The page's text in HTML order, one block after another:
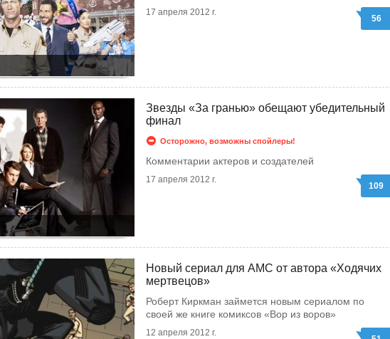
17 апреля 2012 г.
56
Звезды «За гранью» обещают убедительный
финал
Осторожно, возможны спойлеры!
Комментарии актеров и создателей
17 апреля 2012 г.
109
Новый сериал для AMC от автора «Ходячих
мертвецов»
Роберт Киркман займется новым сериалом по
своей же книге комиксов «Вор из воров»
12 апреля 2012 г.